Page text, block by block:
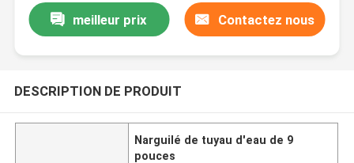
meilleur prix Contactez nous
DESCRIPTION DE PRODUIT
Narguilé de tuyau d'eau de 9
pouces